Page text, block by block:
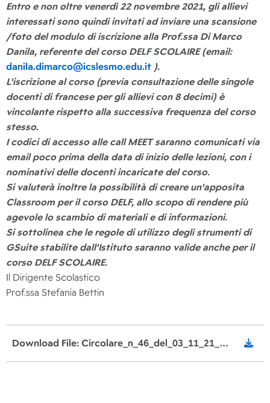
Entro e non oltre venerdì 22 novembre 2021, gli allievi
interessati sono quindi invitati ad inviare una scansione
/foto del modulo di iscrizione alla Prof.ssa Di Marco
Danila, referente del corso DELF SCOLAIRE (email:
danila.dimarco@icslesmo.edu.it ).
L'iscrizione al corso (previa consultazione delle singole
docenti di francese per gli allievi con 8 decimi) è
vincolante rispetto alla successiva frequenza del corso
stesso.
I codici di accesso alle call MEET saranno comunicati via
email poco prima della data di inizio delle lezioni, con i
nominativi delle docenti incaricate del corso.
Si valuterà inoltre la possibilità di creare un'apposita
Classroom per il corso DELF, allo scopo di rendere più
agevole lo scambio di materiali e di informazioni.
Si sottolinea che le regole di utilizzo degli strumenti di
GSuite stabilite dall'Istituto saranno valide anche per il
corso DELF SCOLAIRE.
Il Dirigente Scolastico
Prof.ssa Stefania Bettin
Download File: Circolare_n_46_del_03_11_21_Delf_scolaire_signed.pdf